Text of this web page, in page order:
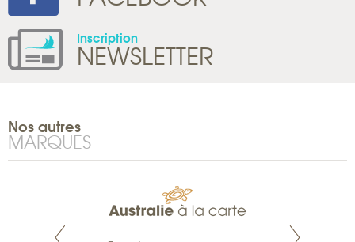
Inscription
NEWSLETTER
Nos autres
MARQUES